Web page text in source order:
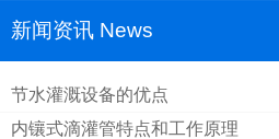
新闻资讯 News
节水灌溉设备的优点
内镶式滴灌管特点和工作原理